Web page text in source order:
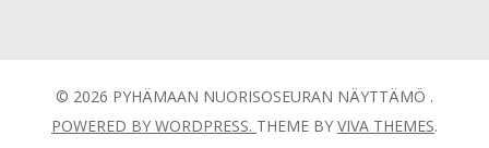
© 2026 PYHÄMAAN NUORISOSEURAN NÄYTTÄMÖ .
POWERED BY WORDPRESS. THEME BY VIVA THEMES.